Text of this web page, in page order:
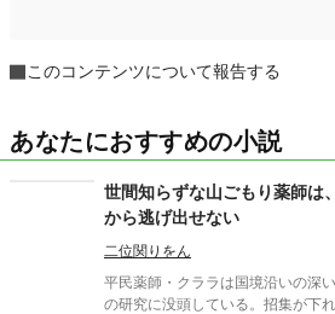
このコンテンツについて報告する
あなたにおすすめの小説
世間知らずな山ごもり薬師は
から逃げ出せない
二位関りをん
平民薬師・クララは国境沿いの深
の研究に没頭している。招集が下